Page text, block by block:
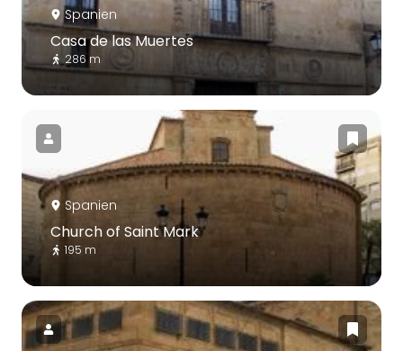
Spanien
Casa de las Muertes
286 m
Spanien
Church of Saint Mark
195 m